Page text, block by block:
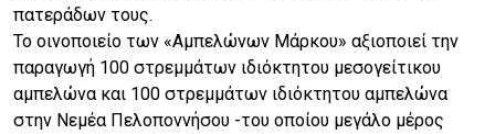
πατεράδων τους.
Το οινοποιείο των «Αμπελώνων Μάρκου» αξιοποιεί την
παραγωγή 100 στρεμμάτων ιδιόκτητου μεσογείτικου
αμπελώνα και 100 στρεμμάτων ιδιόκτητου αμπελώνα
στην Νεμέα Πελοποννήσου -του οποίου μεγάλο μέρος